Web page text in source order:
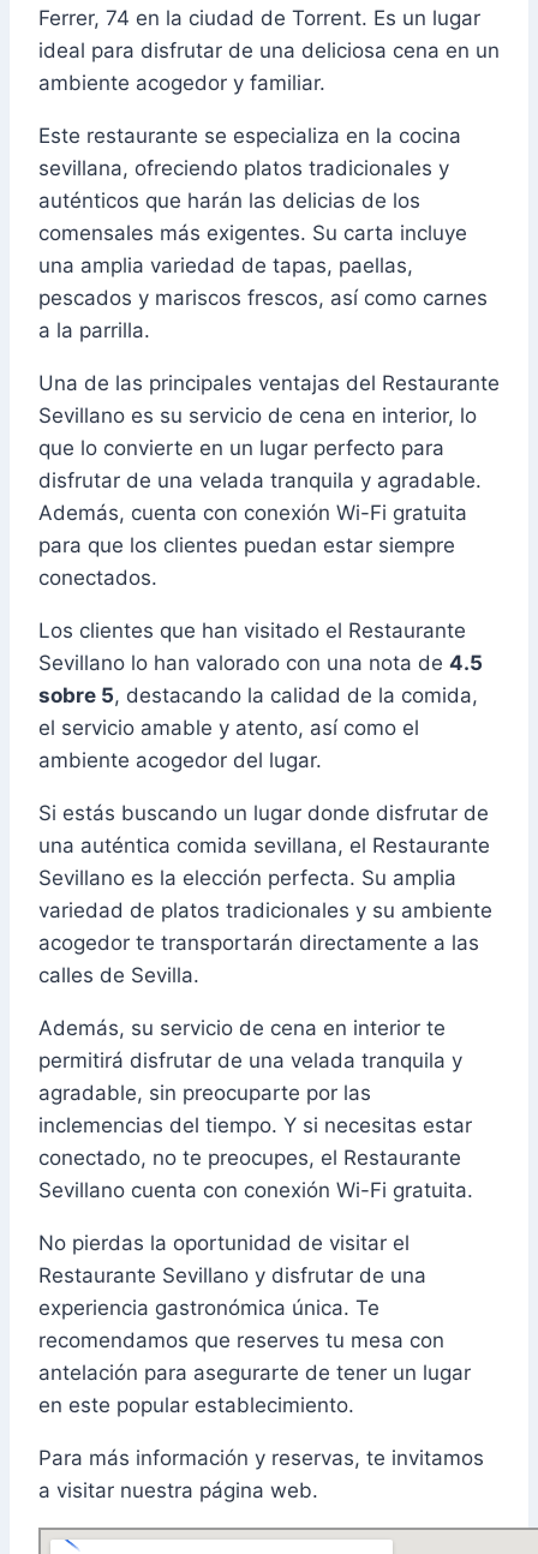
Ferrer, 74 en la ciudad de Torrent. Es un lugar
ideal para disfrutar de una deliciosa cena en un
ambiente acogedor y familiar.
Este restaurante se especializa en la cocina
sevillana, ofreciendo platos tradicionales y
auténticos que harán las delicias de los
comensales más exigentes. Su carta incluye
una amplia variedad de tapas, paellas,
pescados y mariscos frescos, así como carnes
a la parrilla.
Una de las principales ventajas del Restaurante
Sevillano es su servicio de cena en interior, lo
que lo convierte en un lugar perfecto para
disfrutar de una velada tranquila y agradable.
Además, cuenta con conexión Wi-Fi gratuita
para que los clientes puedan estar siempre
conectados.
Los clientes que han visitado el Restaurante
Sevillano lo han valorado con una nota de 4.5
sobre 5, destacando la calidad de la comida,
el servicio amable y atento, así como el
ambiente acogedor del lugar.
Si estás buscando un lugar donde disfrutar de
una auténtica comida sevillana, el Restaurante
Sevillano es la elección perfecta. Su amplia
variedad de platos tradicionales y su ambiente
acogedor te transportarán directamente a las
calles de Sevilla.
Además, su servicio de cena en interior te
permitirá disfrutar de una velada tranquila y
agradable, sin preocuparte por las
inclemencias del tiempo. Y si necesitas estar
conectado, no te preocupes, el Restaurante
Sevillano cuenta con conexión Wi-Fi gratuita.
No pierdas la oportunidad de visitar el
Restaurante Sevillano y disfrutar de una
experiencia gastronómica única. Te
recomendamos que reserves tu mesa con
antelación para asegurarte de tener un lugar
en este popular establecimiento.
Para más información y reservas, te invitamos
a visitar nuestra página web.